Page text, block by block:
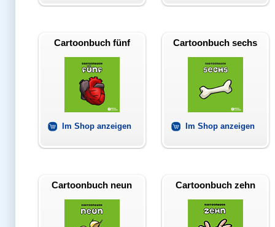
Cartoonbuch fünf
Im Shop anzeigen
Cartoonbuch sechs
Im Shop anzeigen
Cartoonbuch neun Cartoonbuch zehn